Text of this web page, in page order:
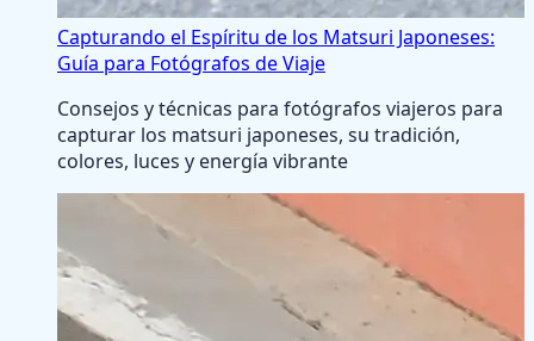
Capturando el Espíritu de los Matsuri Japoneses:
Guía para Fotógrafos de Viaje
Consejos y técnicas para fotógrafos viajeros para
capturar los matsuri japoneses, su tradición,
colores, luces y energía vibrante